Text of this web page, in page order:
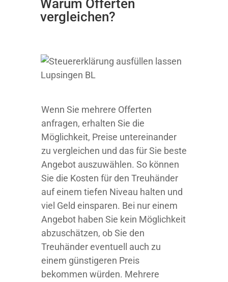
Warum Offerten
vergleichen?
Wenn Sie mehrere Offerten
anfragen, erhalten Sie die
Möglichkeit, Preise untereinander
zu vergleichen und das für Sie beste
Angebot auszuwählen. So können
Sie die Kosten für den Treuhänder
auf einem tiefen Niveau halten und
viel Geld einsparen. Bei nur einem
Angebot haben Sie kein Möglichkeit
abzuschätzen, ob Sie den
Treuhänder eventuell auch zu
einem günstigeren Preis
bekommen würden. Mehrere